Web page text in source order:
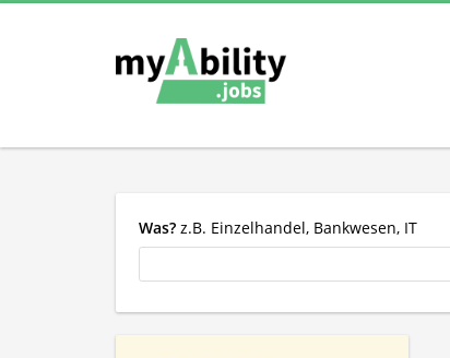
Was? z.B. Einzelhandel, Bankwesen, IT